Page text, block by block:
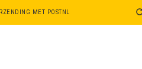
MET POSTNL